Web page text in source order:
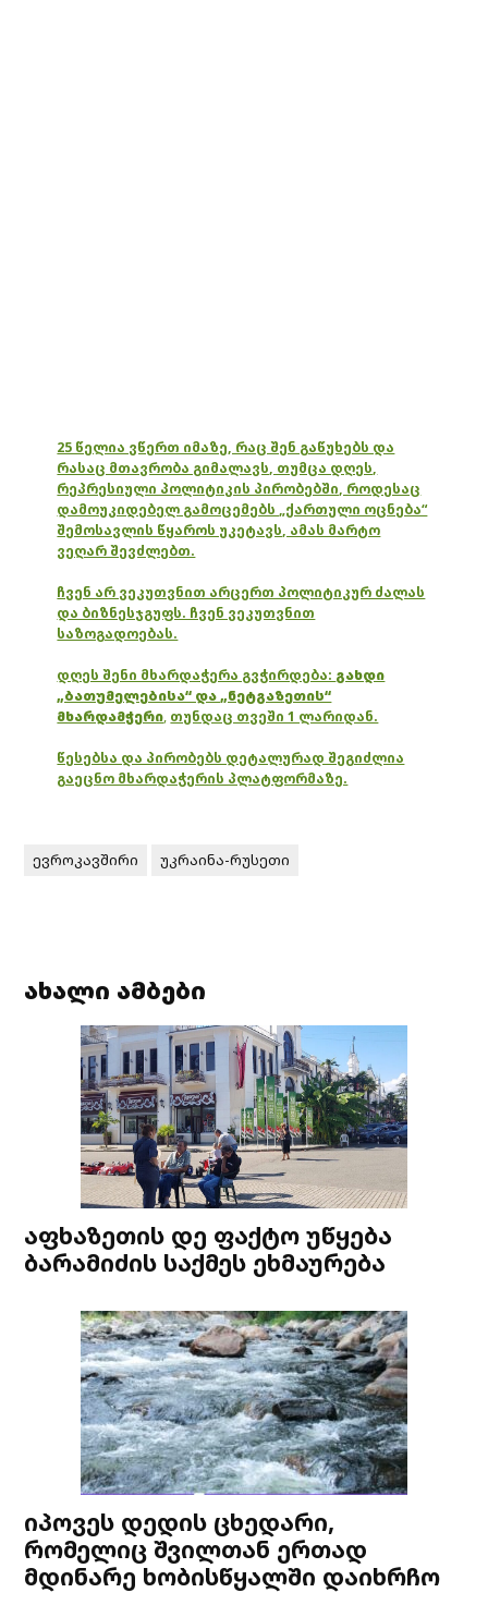
25 წელია ვწერთ იმაზე, რაც შენ გაწუხებს და
რასაც მთავრობა გიმალავს, თუმცა დღეს,
რეპრესიული პოლიტიკის პირობებში, როდესაც
დამოუკიდებელ გამოცემებს „ქართული ოცნება“
შემოსავლის წყაროს უკეტავს, ამას მარტო
ვეღარ შევძლებთ.
ჩვენ არ ვეკუთვნით არცერთ პოლიტიკურ ძალას
და ბიზნესჯგუფს. ჩვენ ვეკუთვნით
საზოგადოებას.
დღეს შენი მხარდაჭერა გვჭირდება: გახდი
„ბათუმელებისა“ და „ნეტგაზეთის“
მხარდამჭერი, თუნდაც თვეში 1 ლარიდან.
წესებსა და პირობებს დეტალურად შეგიძლია
გაეცნო მხარდაჭერის პლატფორმაზე.
ევროკავშირი უკრაინა-რუსეთი
ახალი ამბები
აფხაზეთის დე ფაქტო უწყება
ბარამიძის საქმეს ეხმაურება
იპოვეს დედის ცხედარი,
რომელიც შვილთან ერთად
მდინარე ხობისწყალში დაიხრჩო